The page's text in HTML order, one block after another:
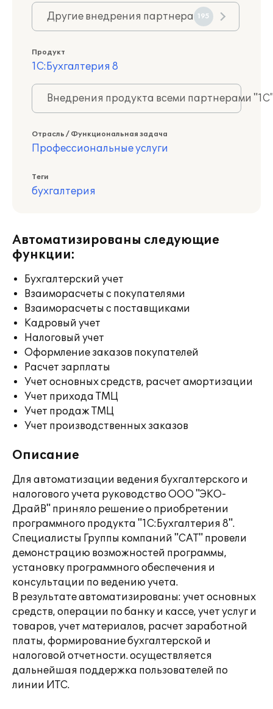
Другие внедрения партнера 195
Продукт
1С:Бухгалтерия 8
Внедрения продукта всеми партнерами
Отрасль / Функциональная задача
Профессиональные услуги
Теги
бухгалтерия
Автоматизированы следующие
функции:
Бухгалтерский учет
Взаиморасчеты с покупателями
Взаиморасчеты с поставщиками
Кадровый учет
Налоговый учет
Оформление заказов покупателей
Расчет зарплаты
Учет основных средств, расчет амортизации
Учет прихода ТМЦ
Учет продаж ТМЦ
Учет производственных заказов
Описание
Для автоматизации ведения бухгалтерского и
налогового учета руководство ООО "ЭКО-
ДрайВ" приняло решение о приобретении
программного продукта "1С:Бухгалтерия 8".
Специалисты Группы компаний "САТ" провели
демонстрацию возможностей программы,
установку программного обеспечения и
консультации по ведению учета.
В результате автоматизированы: учет основных
средств, операции по банку и кассе, учет услуг и
товаров, учет материалов, расчет заработной
платы, формирование бухгалтерской и
налоговой отчетности. осуществляется
дальнейшая поддержка пользователей по
линии ИТС.